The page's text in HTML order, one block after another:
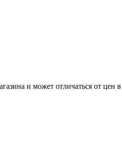
и может отличаться от цен